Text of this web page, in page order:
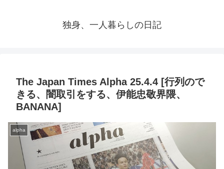
独身、一人暮らしの日記
The Japan Times Alpha 25.4.4 [行列ので
きる、闇取引をする、伊能忠敬界隈、
BANANA]
alpha